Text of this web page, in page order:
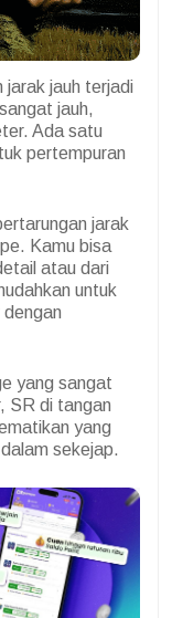
jarak jauh terjadi
jauh,
Ada satu
pertempuran
jarak
Kamu bisa
atau dari
untuk
yang sangat
SR di tangan
yang
sekejap.